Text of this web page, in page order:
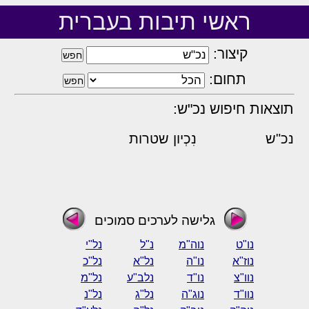
ראשי תיבות בעברית
קיצור:
תחום:
תוצאות חיפוש נכ"ש:
נכ"ש נִכְיון שטרות
גלישה לערכים סמוכים
נו"ט נוה"מ נ"ל
נל"י
נוז"א
נו"ה נל"א
נל"כ
נוו"צ
נו"ד נלב"ע
נל"מ
נוו"ד
נוג"ה נל"ג
נל"נ